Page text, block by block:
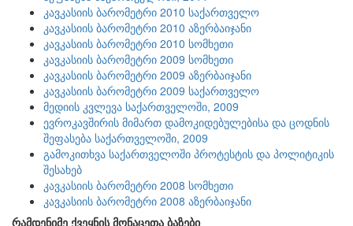
კავკასიის ბარომეტრი 2010 საქართველო
კავკასიის ბარომეტრი 2010 აზერბაიჯანი
კავკასიის ბარომეტრი 2010 სომხეთი
კავკასიის ბარომეტრი 2009 სომხეთი
კავკასიის ბარომეტრი 2009 აზერბაიჯანი
კავკასიის ბარომეტრი 2009 საქართველო
მედიის კვლევა საქართველოში, 2009
ევროკავშირის მიმართ დამოკიდებულებისა და ცოდნის
შეფასება საქართველოში, 2009
გამოკითხვა საქართველოში პროტესტის და პოლიტიკის
შესახებ
კავკასიის ბარომეტრი 2008 სომხეთი
კავკასიის ბარომეტრი 2008 აზერბაიჯანი
რამდენიმე ქვეყნის მონაცეთა ბაზები